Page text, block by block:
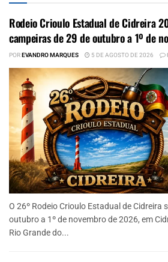
Rodeio Crioulo Estadual de Cidreira
campeiras de 29 de outubro a 1º de
POREVANDRO MARQUES 5 DE AGOSTO DE 2026
O 26º Rodeio Crioulo Estadual de Cidreira
outubro a 1º de novembro de 2026, em
Rio Grande do...